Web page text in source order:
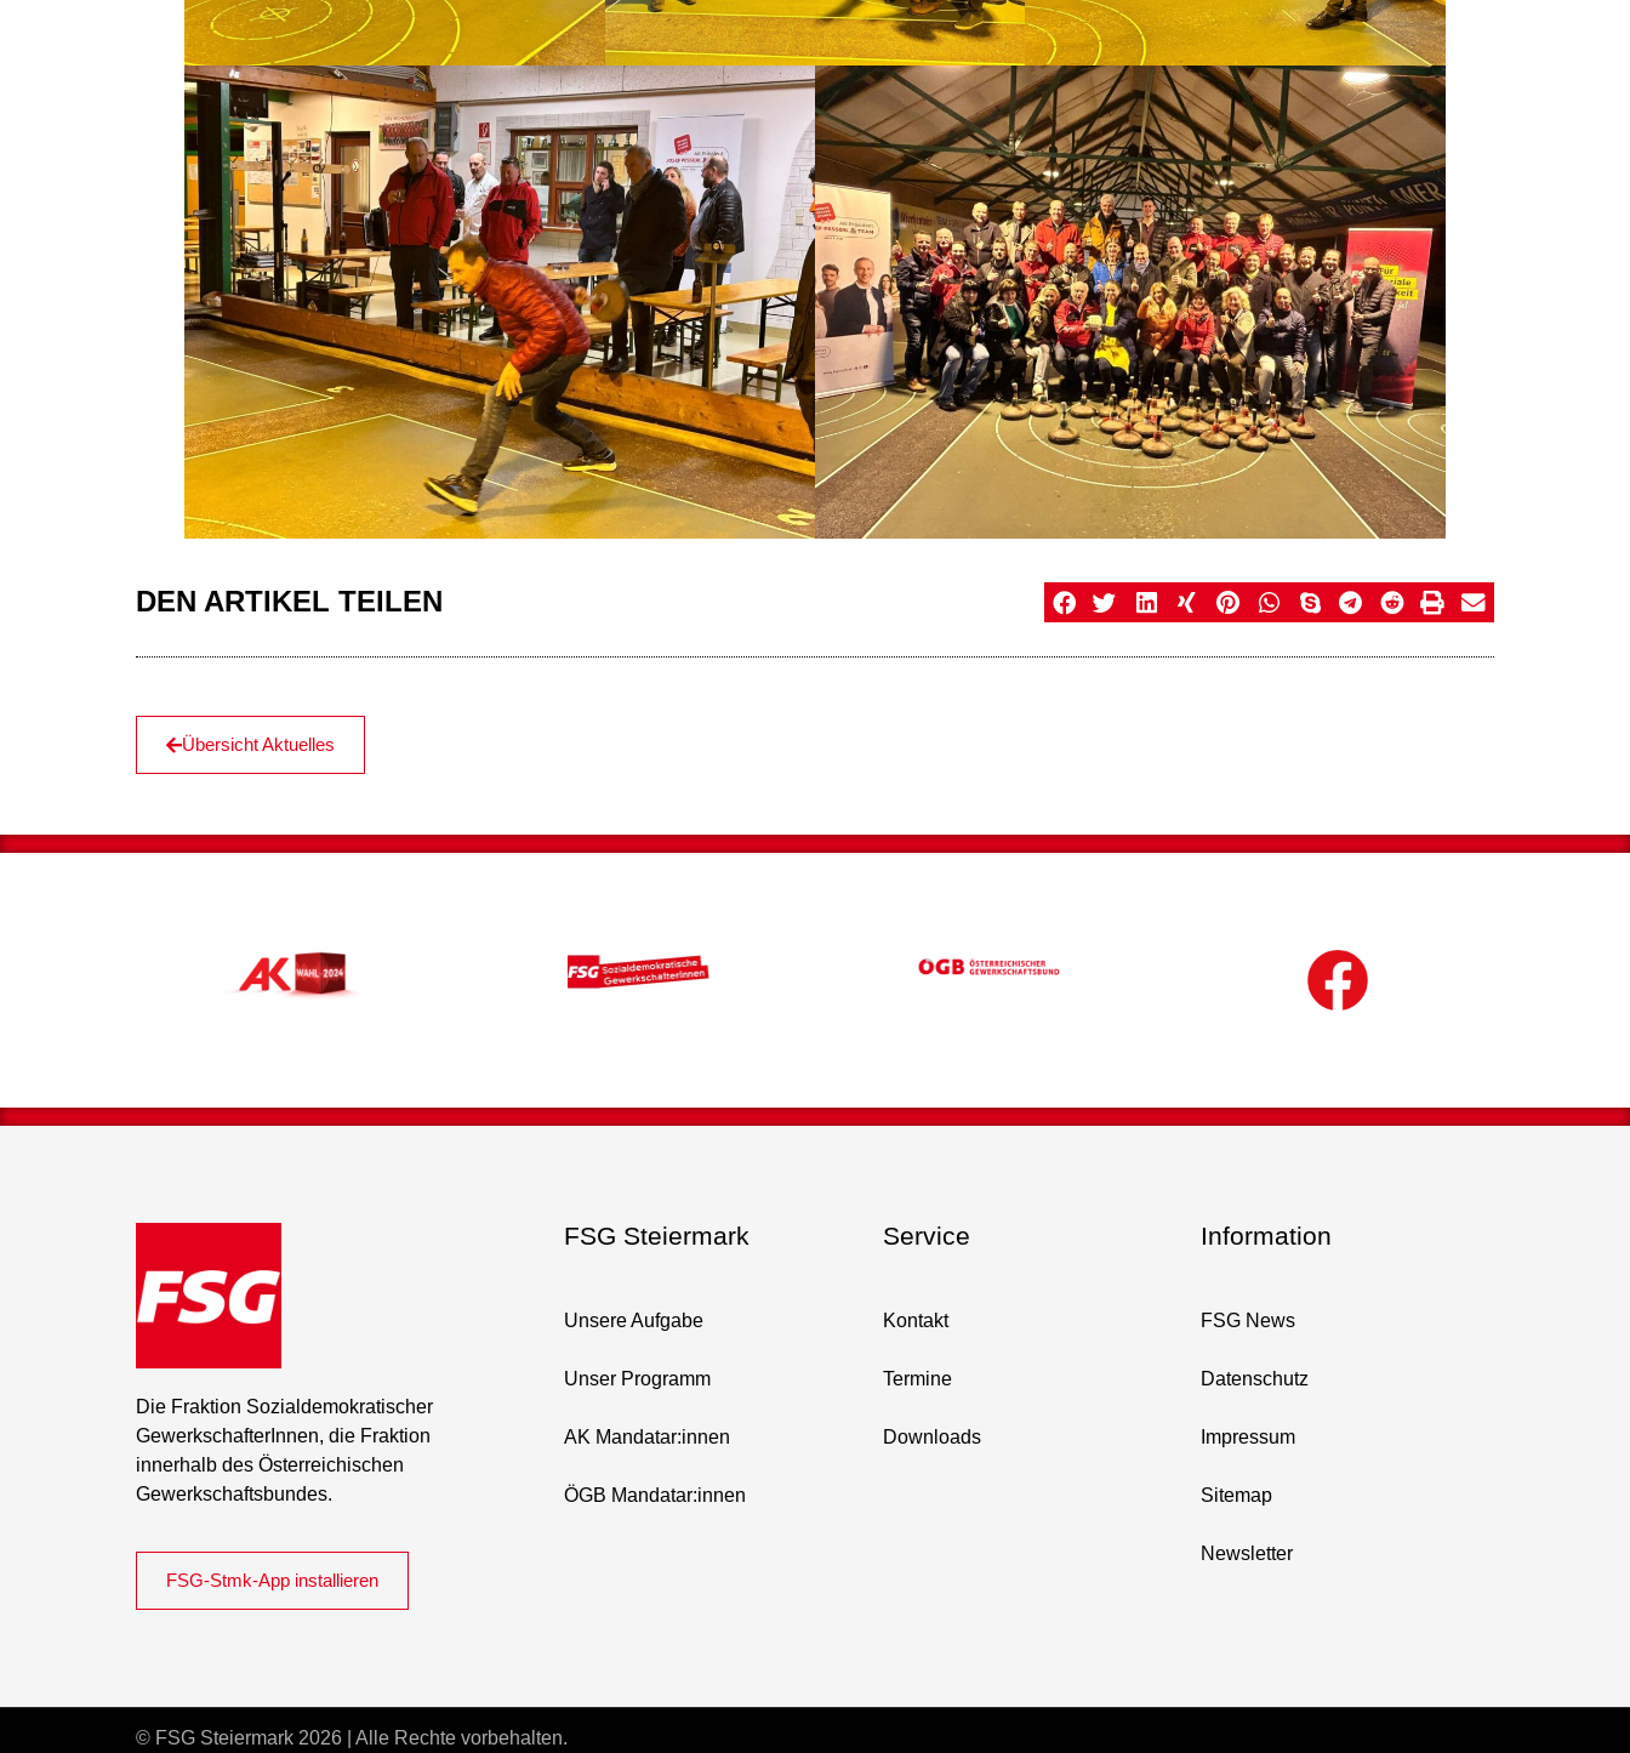
DEN ARTIKEL TEILEN
Übersicht Aktuelles
Die Fraktion Sozialdemokratischer
GewerkschafterInnen, die Fraktion
innerhalb des Österreichischen
Gewerkschaftsbundes.
FSG-Stmk-App installieren
FSG Steiermark
Unsere Aufgabe
Unser Programm
AK Mandatar:innen
ÖGB Mandatar:innen
Service
Kontakt
Termine
Downloads
Information
FSG News
Datenschutz
Impressum
Sitemap
Newsletter
© FSG Steiermark 2026 | Alle Rechte vorbehalten.